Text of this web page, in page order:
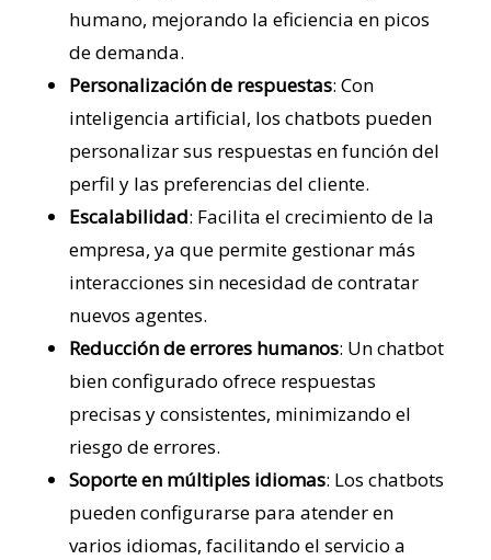
humano, mejorando la eficiencia en picos
de demanda.
Personalización de respuestas: Con
inteligencia artificial, los chatbots pueden
personalizar sus respuestas en función del
perfil y las preferencias del cliente.
Escalabilidad: Facilita el crecimiento de la
empresa, ya que permite gestionar más
interacciones sin necesidad de contratar
nuevos agentes.
Reducción de errores humanos: Un chatbot
bien configurado ofrece respuestas
precisas y consistentes, minimizando el
riesgo de errores.
Soporte en múltiples idiomas: Los chatbots
pueden configurarse para atender en
varios idiomas, facilitando el servicio a